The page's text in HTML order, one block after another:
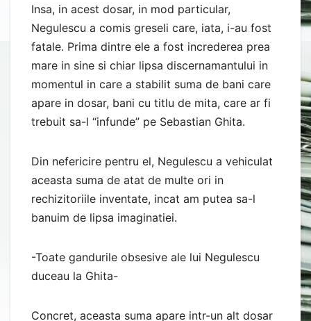
Insa, in acest dosar, in mod particular,
Negulescu a comis greseli care, iata, i-au fost
fatale. Prima dintre ele a fost increderea prea
mare in sine si chiar lipsa discernamantului in
momentul in care a stabilit suma de bani care
apare in dosar, bani cu titlu de mita, care ar fi
trebuit sa-l “infunde” pe Sebastian Ghita.
Din nefericire pentru el, Negulescu a vehiculat
aceasta suma de atat de multe ori in
rechizitoriile inventate, incat am putea sa-l
banuim de lipsa imaginatiei.
-Toate gandurile obsesive ale lui Negulescu
duceau la Ghita-
Concret, aceasta suma apare intr-un alt dosar